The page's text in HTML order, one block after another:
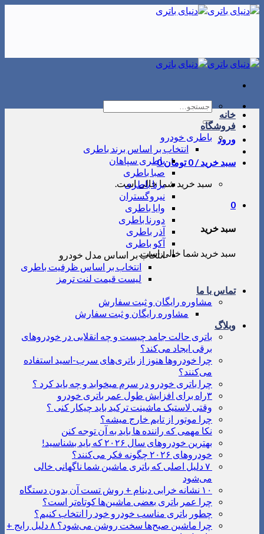
Skip
جستجو
برای:
ورود
سبد خرید /0 تومان0
سبد خرید شما خالی است.
0
سبد خرید
سبد خرید شما خالی است.
خانه
فروشگاه
باطری خودرو
انتخاب بر اساس برند باطری
باطری سپاهان
صبا باطری
برنا باطری
نیروگستران
وایا باطری
دورنا باطری
آذر باطری
آکو باطری
انتخاب بر اساس مدل خودرو
انتخاب بر اساس ظرفیت باطری
لیست قیمت لنت ترمز
تماس با ما
مشاوره رایگان و ثبت سفارش
مشاوره رایگان و ثبت سفارش
وبلاگ
باتری حالت جامد چیست و چه انقلابی در خودروهای
برقی ایجاد می‌کند؟
چرا خودروها هنوز از باتری‌های سرب-اسید استفاده
می‌کنند؟
چرا باتری خودرو در سرم میخوابد و چه باید کرد ؟
۳راه برای افزایش طول عمر باتری خودرو
وقتی لاستیک ماشینت ترکید باید چیکار کنی ؟
چرا موتور از تایم خارج میشه؟
نکا مهمی که راننده ها باید به آن توجه کنن
بهترین خودروهای سال ۲۰۲۶ که باید بشناسید!
خودروهای ۲۰۲۶ چگونه فکر می‌کنند؟
۷ دلیل اصلی که باتری ماشین شما ناگهانی خالی
می‌شود
۱۰ نشانه خرابی دینام + روش تست آن بدون دستگاه
چرا عمر باتری بعضی ماشین‌ها کوتاه‌تر است؟
چطور باتری مناسب خودرو خود را انتخاب کنیم؟
چرا ماشین صبح‌ها سخت روشن می‌شود؟ ۸ دلیل رایج +